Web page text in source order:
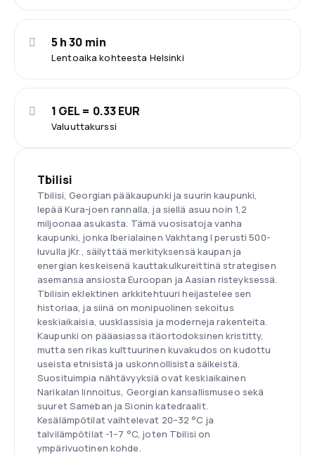
Lentoaika kohteesta Helsinki
5 h 30 min
Valuuttakurssi
1 GEL = 0.33 EUR
Tbilisi
Tbilisi, Georgian pääkaupunki ja suurin kaupunki,
lepää Kura-joen rannalla, ja siellä asuu noin 1,2
miljoonaa asukasta. Tämä vuosisatoja vanha
kaupunki, jonka Iberialainen Vakhtang I perusti 500-
luvulla jKr., säilyttää merkityksensä kaupan ja
energian keskeisenä kauttakulkureittinä strategisen
asemansa ansiosta Euroopan ja Aasian risteyksessä.
Tbilisin eklektinen arkkitehtuuri heijastelee sen
historiaa, ja siinä on monipuolinen sekoitus
keskiaikaisia, uusklassisia ja moderneja rakenteita.
Kaupunki on pääasiassa itäortodoksinen kristitty,
mutta sen rikas kulttuurinen kuvakudos on kudottu
useista etnisistä ja uskonnollisista säikeistä.
Suosituimpia nähtävyyksiä ovat keskiaikainen
Narikalan linnoitus, Georgian kansallismuseo sekä
suuret Sameban ja Sionin katedraalit.
Kesälämpötilat vaihtelevat 20–32 °C ja
talvilämpötilat -1–7 °C, joten Tbilisi on
ympärivuotinen kohde.